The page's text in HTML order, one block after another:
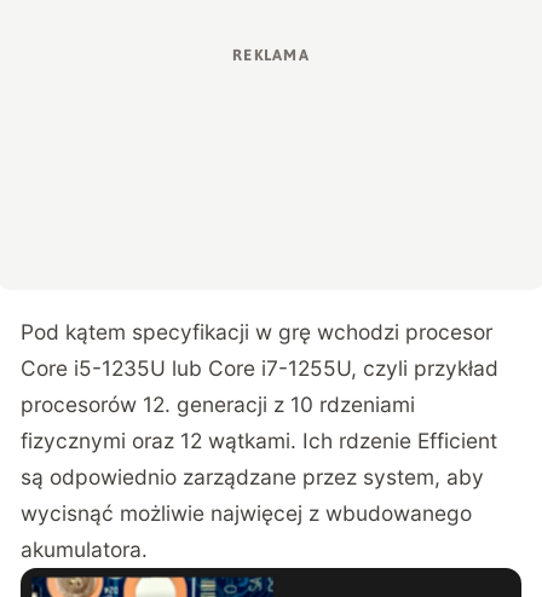
Pod kątem specyfikacji w grę wchodzi procesor
Core i5-1235U lub Core i7-1255U, czyli przykład
procesorów 12. generacji z 10 rdzeniami
fizycznymi oraz 12 wątkami. Ich rdzenie Efficient
są odpowiednio zarządzane przez system, aby
wycisnąć możliwie najwięcej z wbudowanego
akumulatora.